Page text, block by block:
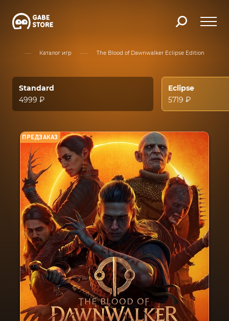
Каталог игр The Blood of Dawnwalker Eclipse Edition
Standard
4999 ₽
Eclipse
5719 ₽
ПРЕДЗАКАЗ